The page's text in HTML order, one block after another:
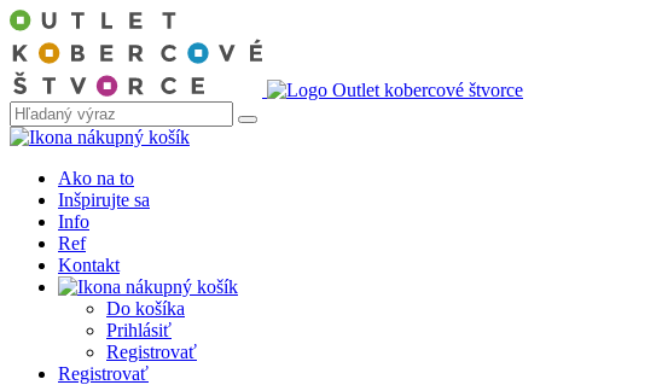
Ako na to
Inšpirujte sa
Info
Ref
Kontakt
Do košíka
Prihlásiť
Registrovať
Registrovať